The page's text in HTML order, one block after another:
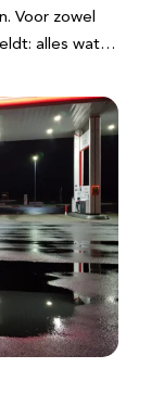
Voor zowel
alles wat…